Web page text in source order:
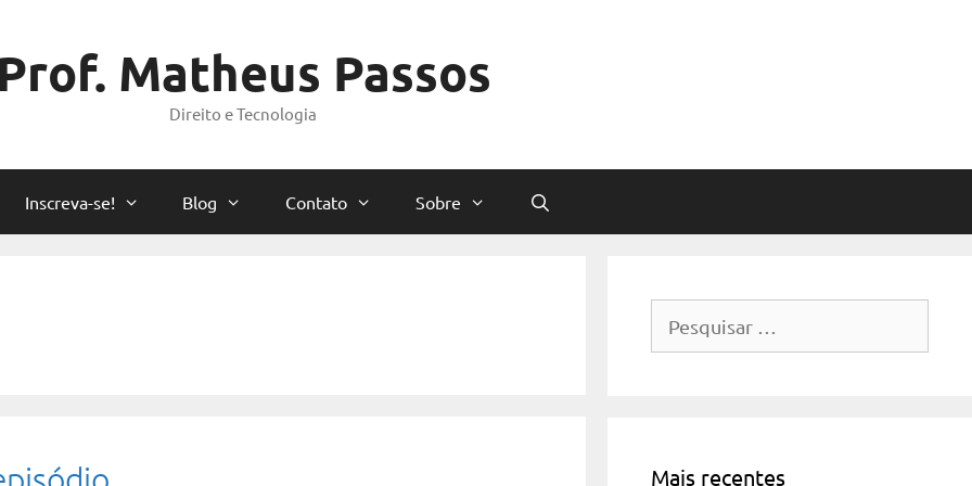
Prof. Matheus Passos
Direito e Tecnologia
Inscreva-se! Blog Contato Sobre
por:
Mais recentes